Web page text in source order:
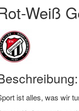
Weiß
ist alles, was wir